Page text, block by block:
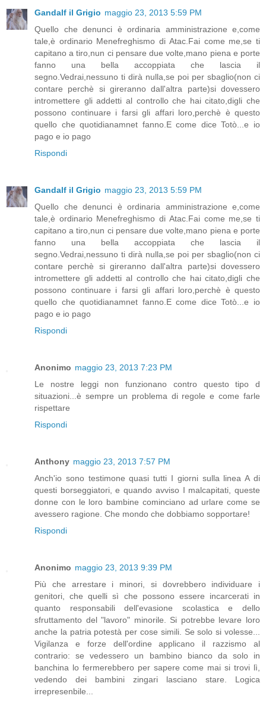
Gandalf il Grigio maggio 23, 2013 5:59 PM
Quello che denunci è ordinaria amministrazione e,come
tale,è ordinario Menefreghismo di Atac.Fai come me,se ti
capitano a tiro,nun ci pensare due volte,mano piena e porte
fanno una bella accoppiata che lascia il
segno.Vedrai,nessuno ti dirà nulla,se poi per sbaglio(non ci
contare perchè si gireranno dall'altra parte)si dovessero
intromettere gli addetti al controllo che hai citato,digli che
possono continuare i farsi gli affari loro,perchè è questo
quello che quotidianamnet fanno.E come dice Totò...e io
pago e io pago
Rispondi
Gandalf il Grigio maggio 23, 2013 5:59 PM
Quello che denunci è ordinaria amministrazione e,come
tale,è ordinario Menefreghismo di Atac.Fai come me,se ti
capitano a tiro,nun ci pensare due volte,mano piena e porte
fanno una bella accoppiata che lascia il
segno.Vedrai,nessuno ti dirà nulla,se poi per sbaglio(non ci
contare perchè si gireranno dall'altra parte)si dovessero
intromettere gli addetti al controllo che hai citato,digli che
possono continuare i farsi gli affari loro,perchè è questo
quello che quotidianamnet fanno.E come dice Totò...e io
pago e io pago
Rispondi
Anonimo maggio 23, 2013 7:23 PM
Le nostre leggi non funzionano contro questo tipo d
situazioni...è sempre un problema di regole e come farle
rispettare
Rispondi
Anthony maggio 23, 2013 7:57 PM
Anch'io sono testimone quasi tutti I giorni sulla linea A di
questi borseggiatori, e quando avviso I malcapitati, queste
donne con le loro bambine cominciano ad urlare come se
avessero ragione. Che mondo che dobbiamo sopportare!
Rispondi
Anonimo maggio 23, 2013 9:39 PM
Più che arrestare i minori, si dovrebbero individuare i
genitori, che quelli sì che possono essere incarcerati in
quanto responsabili dell'evasione scolastica e dello
sfruttamento del "lavoro" minorile. Si potrebbe levare loro
anche la patria potestà per cose simili. Se solo si volesse...
Vigilanza e forze dell'ordine applicano il razzismo al
contrario: se vedessero un bambino bianco da solo in
banchina lo fermerebbero per sapere come mai si trovi lì,
vedendo dei bambini zingari lasciano stare. Logica
irrepresenbile...